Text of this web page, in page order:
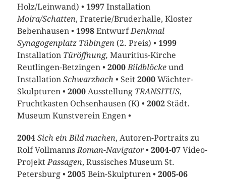
Holz/Leinwand) • 1997 Installation
Moira/Schatten, Fraterie/Bruderhalle, Kloster
Bebenhausen • 1998 EntwurfDenkmal
Synagogenplatz Tübingen (2. Preis) • 1999
Installation Türöffnung, Mauritius-Kirche
Reutlingen-Betzingen • 2000Bildblöckeund
Installation Schwarzbach • Seit 2000 Wächter-
Skulpturen • 2000 Ausstellung TRANSITUS,
Fruchtkasten Ochsenhausen (K) • 2002 Städt.
Museum Kunstverein Engen •
2004 Sich ein Bild machen, Autoren-Portraits zu
Rolf VollmannsRoman-Navigator• 2004-07Video-
ProjektPassagen, Russisches Museum St.
Petersburg • 2005 Bein-Skulpturen • 2005-06